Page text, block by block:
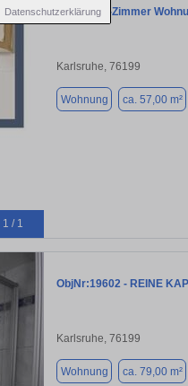
Datenschutzerklärung
1 / 1
Sanierte 2-Zimmer
Karlsruhe, 76199
Wohnung ca. 57,00 m²
ObjNr:19602 - REINE
Karlsruhe, 76199
Wohnung ca. 79,00 m²